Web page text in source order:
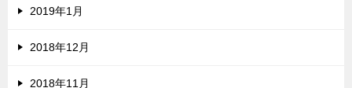
2019年1月
2018年12月
2018年11月